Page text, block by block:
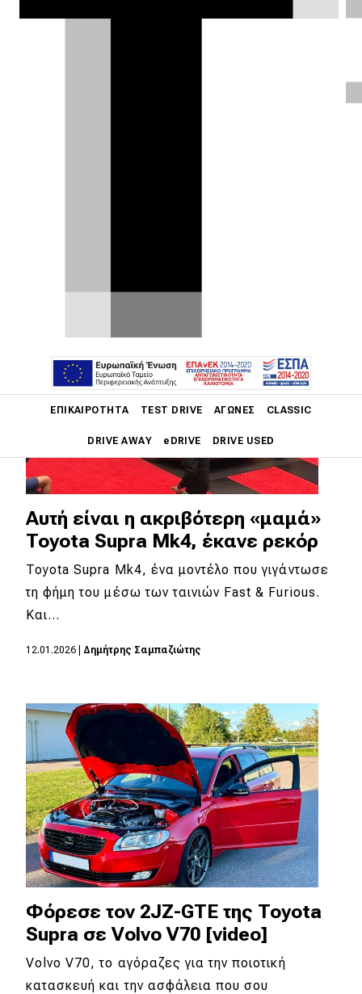
ΕΠΙΚΑΙΡΌΤΗΤΑ TEST DRIVE ΑΓΏΝΕΣ CLASSIC
DRIVE AWAY eDRIVE DRIVE USED
Main navigation
Επικαιρότητα
Νέα μοντέλα
Πρωτότυπα
Ελλάδα
Τεχνολογία
Αγορά
Απόψεις
Test Drive
Δοκιμή
Αποστολή
Συγκρίνουμε
Αγώνες
Αυτή είναι η ακριβότερη «μαμά»
Toyota Supra Mk4, έκανε ρεκόρ
Toyota Supra Mk4, ένα μοντέλο που γιγάντωσε
τη φήμη του μέσω των ταινιών Fast & Furious.
Και…
12.01.2026 Δημήτρης Σαμπαζιώτης
Φόρεσε τον 2JZ-GTE της Toyota
Supra σε Volvo V70 [video]
Volvo V70, το αγόραζες για την ποιοτική
κατασκευή και την ασφάλεια που σου